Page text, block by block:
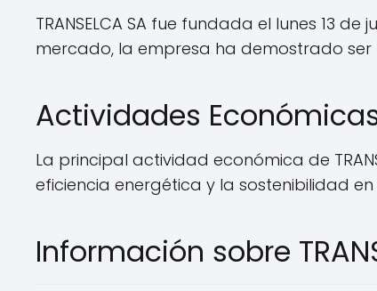
TRANSELCA SA fue fundada el lunes 13
mercado, la empresa ha demostrado
Actividades
La principal actividad económica de
eficiencia energética y la sostenibilidad
Información sobre